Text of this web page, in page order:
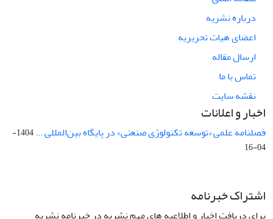
درباره نشریه
اعضای هیات تحریریه
ارسال مقاله
تماس با ما
نقشه سایت
اخبار و اعلانات
فصلنامه علمی «توسعه تکنولوژی صنعتی» در پایگاه بین‌المللی ...
1404-
04-16
اشتراک خبرنامه